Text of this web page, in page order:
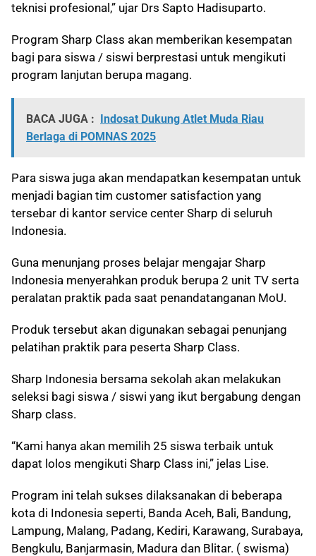
teknisi profesional,” ujar Drs Sapto Hadisuparto.
Program Sharp Class akan memberikan kesempatan
bagi para siswa / siswi berprestasi untuk mengikuti
program lanjutan berupa magang.
BACA JUGA : Indosat Dukung Atlet Muda Riau
Berlaga di POMNAS 2025
Para siswa juga akan mendapatkan kesempatan untuk
menjadi bagian tim customer satisfaction yang
tersebar di kantor service center Sharp di seluruh
Indonesia.
Guna menunjang proses belajar mengajar Sharp
Indonesia menyerahkan produk berupa 2 unit TV serta
peralatan praktik pada saat penandatanganan MoU.
Produk tersebut akan digunakan sebagai penunjang
pelatihan praktik para peserta Sharp Class.
Sharp Indonesia bersama sekolah akan melakukan
seleksi bagi siswa / siswi yang ikut bergabung dengan
Sharp class.
“Kami hanya akan memilih 25 siswa terbaik untuk
dapat lolos mengikuti Sharp Class ini,” jelas Lise.
Program ini telah sukses dilaksanakan di beberapa
kota di Indonesia seperti, Banda Aceh, Bali, Bandung,
Lampung, Malang, Padang, Kediri, Karawang, Surabaya,
Bengkulu, Banjarmasin, Madura dan Blitar. ( swisma)